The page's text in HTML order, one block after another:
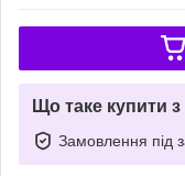
Що таке купити
Замовлення під